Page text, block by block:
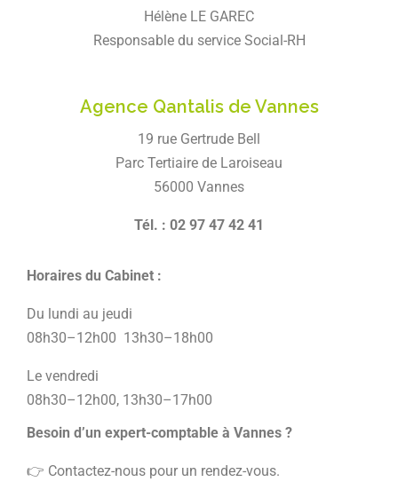
Hélène LE GAREC
Responsable du service Social-RH
Agence Qantalis de Vannes
19 rue Gertrude Bell
Parc Tertiaire de Laroiseau
56000 Vannes
Tél. : 02 97 47 42 41
Horaires du Cabinet :
Du lundi au jeudi
08h30–12h00 13h30–18h00
Le vendredi
08h30–12h00, 13h30–17h00
Besoin d’un expert-comptable à Vannes ?
👉 Contactez-nous pour un rendez-vous.